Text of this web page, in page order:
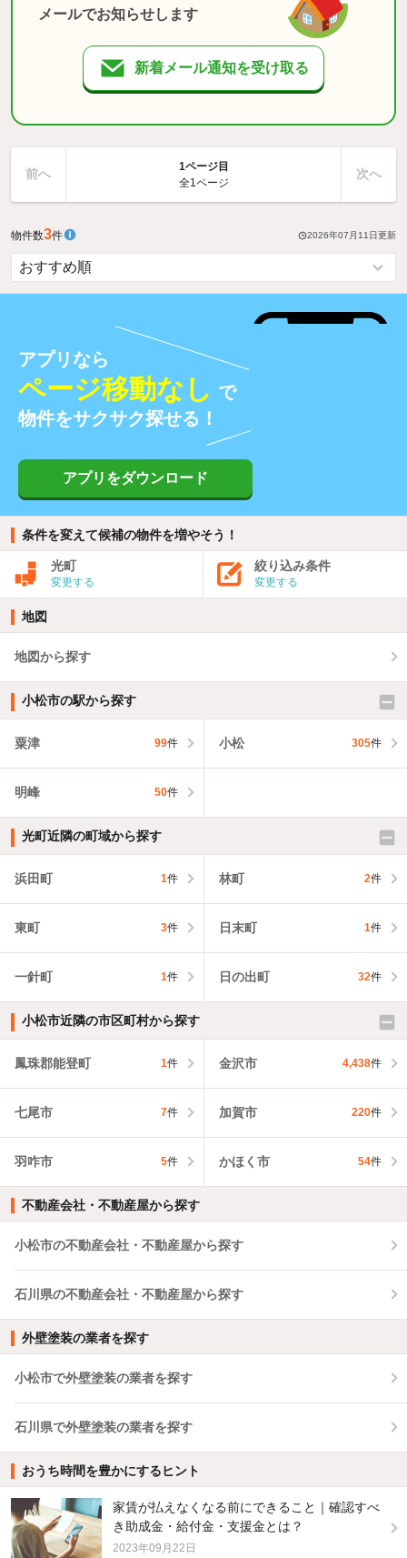
メールでお知らせします
新着メール通知を受け取る
前へ
1ページ目
全1ページ
次へ
物件数3件 2026年07月11日更新
アプリなら
ページ移動なし で
物件をサクサク探せる！
アプリをダウンロード
条件を変えて候補の物件を増やそう！
光町
変更する
絞り込み条件
変更する
地図
地図から探す
小松市の駅から探す
粟津 99件 小松 305件
明峰 50件
光町近隣の町域から探す
浜田町 1件 林町 2件
東町 3件 日末町 1件
一針町 1件 日の出町 32件
小松市近隣の市区町村から探す
鳳珠郡能登町 1件 金沢市 4,438件
七尾市 7件 加賀市 220件
羽咋市 5件 かほく市 54件
不動産会社・不動産屋から探す
小松市の不動産会社・不動産屋から探す
石川県の不動産会社・不動産屋から探す
外壁塗装の業者を探す
小松市で外壁塗装の業者を探す
石川県で外壁塗装の業者を探す
おうち時間を豊かにするヒント
家賃が払えなくなる前にできること｜確認すべ
き助成金・給付金・支援金とは？
2023年09月22日